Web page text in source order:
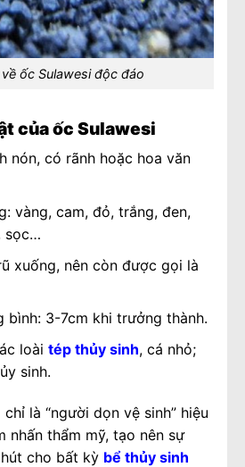
ốc Sulawesi độc đáo
của ốc Sulawesi
nón, có rãnh hoặc hoa văn
vàng, cam, đỏ, trắng, đen,
sọc…
xuống, nên còn được gọi là
bình: 3-7cm khi trưởng thành.
loài tép thủy sinh, cá nhỏ;
sinh.
là “người dọn vệ sinh” hiệu
nhấn thẩm mỹ, tạo nên sự
cho bất kỳ bể thủy sinh